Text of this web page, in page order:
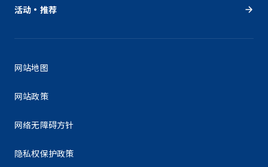
活动・推荐
网站地图
网站政策
网络无障碍方针
隐私权保护政策